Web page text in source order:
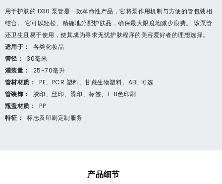
用于护肤的 D30 泵管是一款革命性产品，它将泵作用机制与方便的管包装相
结合。 它可以轻松、精确地分配护肤品，确保最大限度地减少浪费。 该泵管
还卫生且易于使用，使其成为寻求无忧护肤程序的美容爱好者的理想选择。
适用于：
各类化妆品
管径：
30毫米
灌装量：
25-70毫升
管材材质：
PE、PCR 塑料、甘蔗生物塑料、ABL 可选
管装饰：
胶印、丝印、烫印、标签、1-8色印刷
瓶盖材质：
PP
特征：
标志及印刷定制服务
产品细节